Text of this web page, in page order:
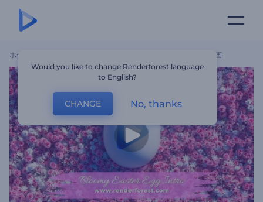
ホーム 華やかなイースター・エッグのイントロ動画
Would you like to change Renderforest language
to English?
CHANGE No, thanks